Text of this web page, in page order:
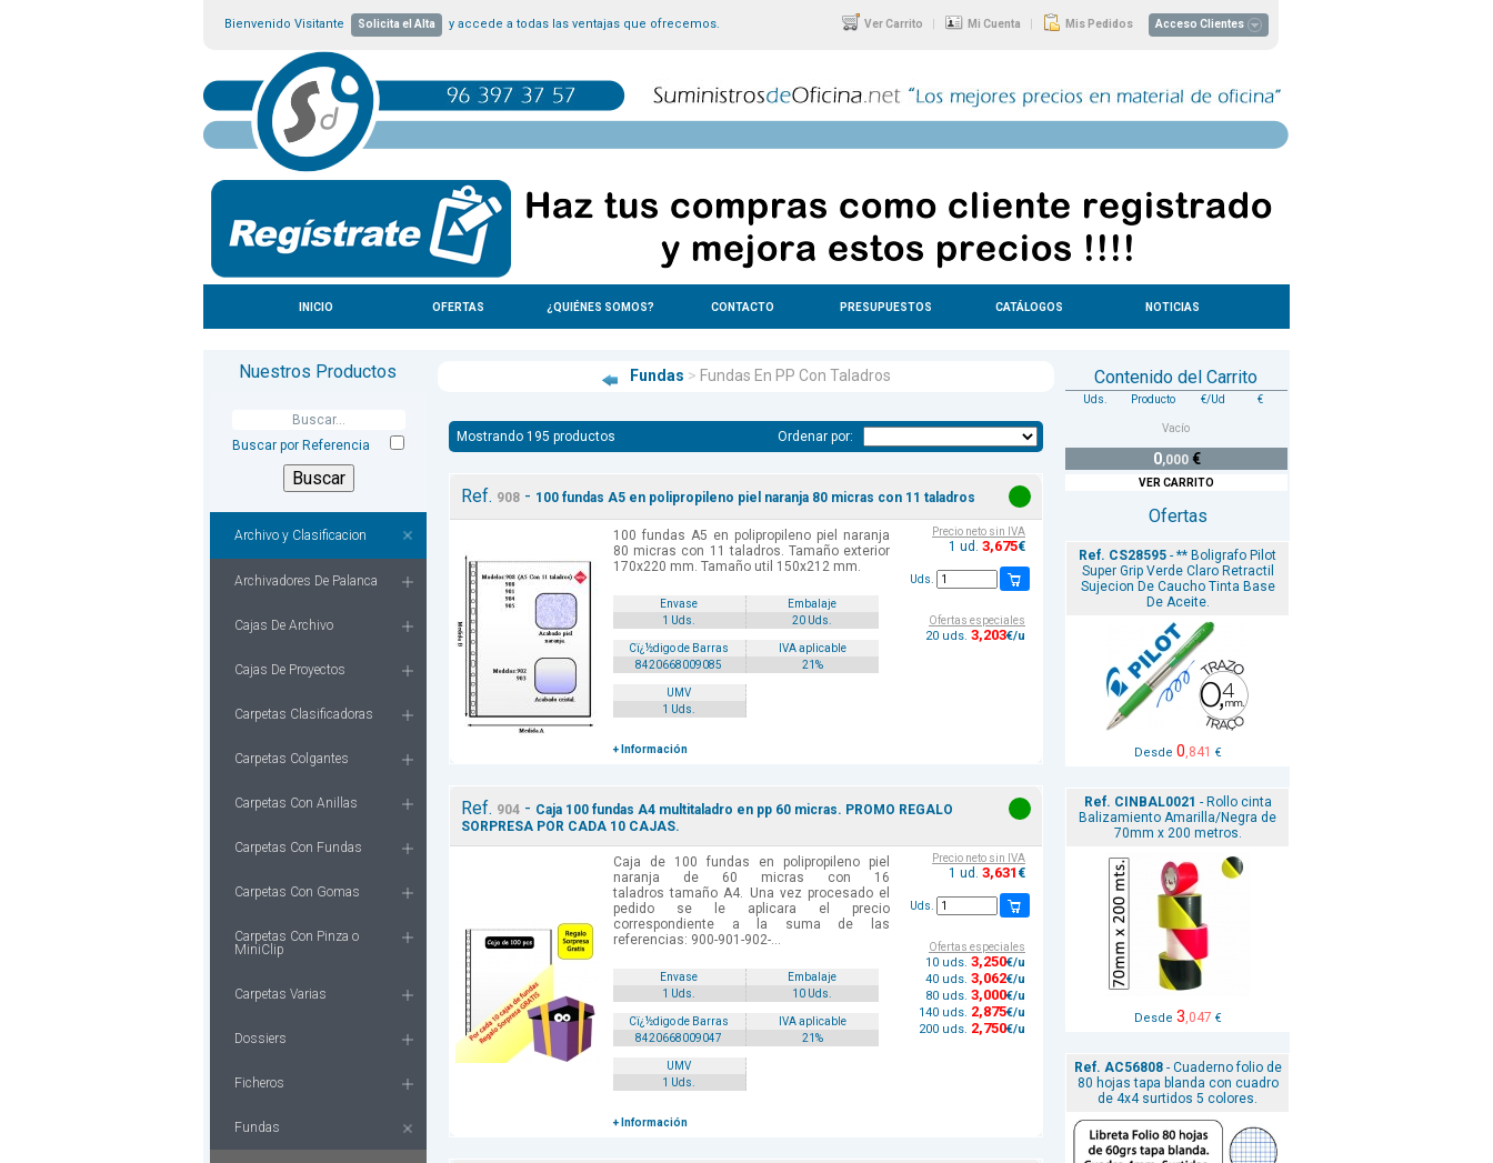
Bienvenido Visitante Solicita el Alta y accede a todas las ventajas que ofrecemos. Ver Carrito | Mi Cuenta | Mis Pedidos Acceso Clientes
INICIO OFERTAS ¿QUIÉNES SOMOS? CONTACTO PRESUPUESTOS CATÁLOGOS NOTICIAS
Nuestros Productos
Buscar por Referencia
Archivo y Clasificacion
Archivadores De Palanca
Cajas De Archivo
Cajas De Proyectos
Carpetas Clasificadoras
Carpetas Colgantes
Carpetas Con Anillas
Carpetas Con Fundas
Carpetas Con Gomas
Carpetas Con Pinza o
MiniClip
Carpetas Varias
Dossiers
Ficheros
Fundas
Fundas > Fundas En PP Con Taladros
Mostrando 195 productos Ordenar por:
Ref. 908 - 100 fundas A5 en polipropileno piel naranja 80 micras con 11 taladros
100 fundas A5 en polipropileno piel naranja
80 micras con 11 taladros. Tamaño exterior
170x220 mm. Tamaño util 150x212 mm.
Envase
Embalaje
1 Uds.
20 Uds.
Cï¿½digo de Barras
IVA aplicable
8420668009085
21%
UMV
1 Uds.
+ Información
Precio neto sin IVA
1 ud. 3,675€
Uds.
Ofertas especiales
20 uds. 3,203€/u
Ref. 904 - Caja 100 fundas A4 multitaladro en pp 60 micras. PROMO REGALO
SORPRESA POR CADA 10 CAJAS.
Caja de 100 fundas en polipropileno piel
naranja de 60 micras con 16
taladros tamaño A4. Una vez procesado el
pedido se le aplicara el precio
correspondiente a la suma de las
referencias: 900-901-902-...
Envase
Embalaje
1 Uds.
10 Uds.
Cï¿½digo de Barras
IVA aplicable
8420668009047
21%
UMV
1 Uds.
+ Información
Precio neto sin IVA
1 ud. 3,631 €
Uds.
Ofertas especiales
10 uds. 3,250€/u
40 uds. 3,062€/u
80 uds. 3,000€/u
140 uds. 2,875€/u
200 uds. 2,750€/u
Contenido del Carrito
Uds. Producto €/Ud €
Vacío
0,000€
VER CARRITO
Ofertas
Ref. CS28595 - ** Boligrafo Pilot
Super Grip Verde Claro Retractil
Sujecion De Caucho Tinta Base
De Aceite.
Desde 0,841 €
Ref. CINBAL0021 - Rollo cinta
Balizamiento Amarilla/Negra de
70mm x 200 metros.
Desde 3,047 €
Ref. AC56808- Cuaderno folio de
80 hojas tapa blanda con cuadro
de 4x4 surtidos 5 colores.